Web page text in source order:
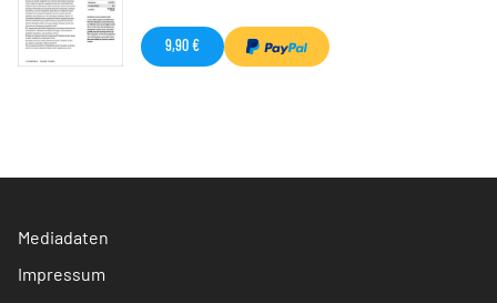
9,90 €
Mediadaten
Impressum